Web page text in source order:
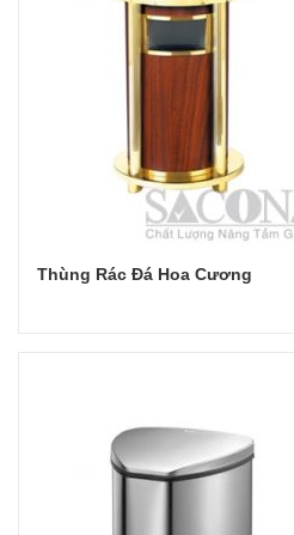
Thùng Rác Đá Hoa Cương